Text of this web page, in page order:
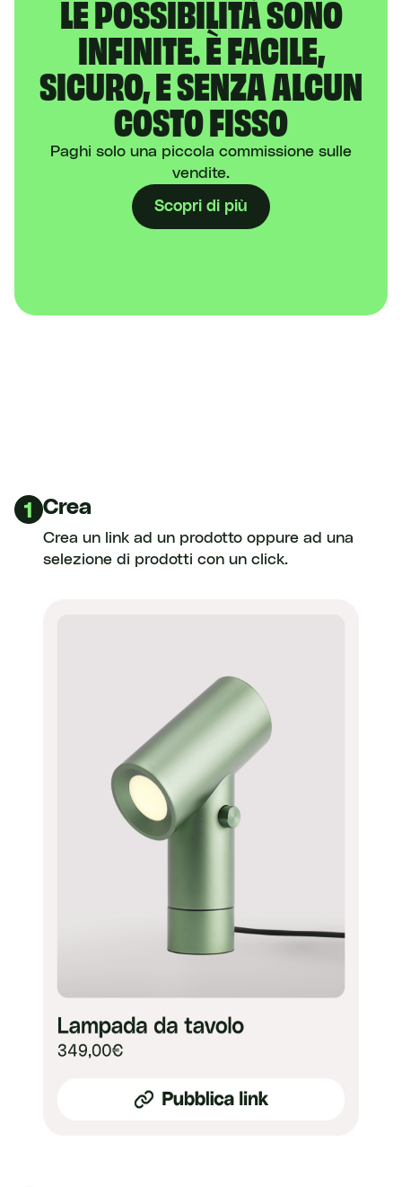
LE POSSIBILITÀ SONO
INFINITE. È FACILE,
SICURO, E SENZA ALCUN
COSTO FISSO
Paghi solo una piccola commissione sulle
vendite.
Scopri di più
1 Crea
Crea un link ad un prodotto oppure ad una
selezione di prodotti con un click.